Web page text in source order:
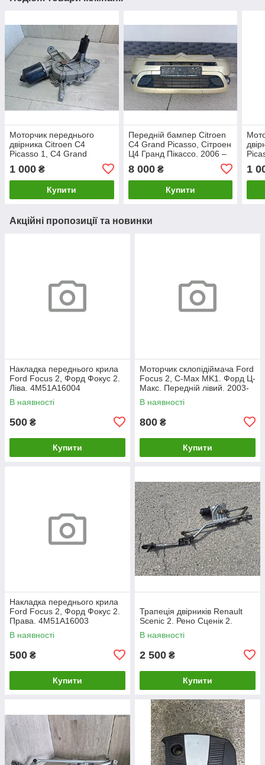
Моторчик переднього
двірника Citroen C4
Picasso 1, C4 Grand
Пікассо. Правий.
53630347.
1 000 ₴
Купити
Передній бампер Citroen
C4 Grand Picasso, Сітроен
Ц4 Гранд Пікассо. 2006 –
8 000₴
Купити
1
Акційні пропозиції та новинки
Накладка переднього крила
Ford Focus 2, Форд Фокус 2.
Ліва. 4M51A16004
В наявності
500 ₴
Купити
Моторчик склопідіймача Ford
Focus 2, C-Max MK1. Форд Ц-
Макс. Передній лівий. 2003-
2007. 981405110.
В наявності
800 ₴
Купити
Накладка переднього крила
Ford Focus 2, Форд Фокус 2.
Права. 4M51A16003
В наявності
500 ₴
Купити
Трапеція двірників Renault
Scenic 2. Рено Сценік 2.
В наявності
2 500 ₴
Купити